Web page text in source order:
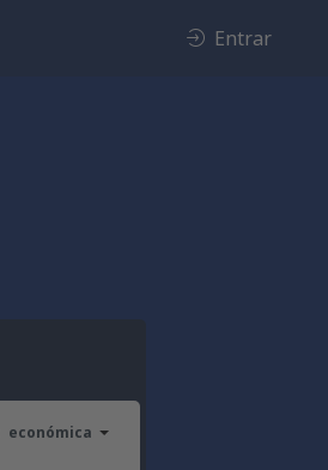
Entrar
económica